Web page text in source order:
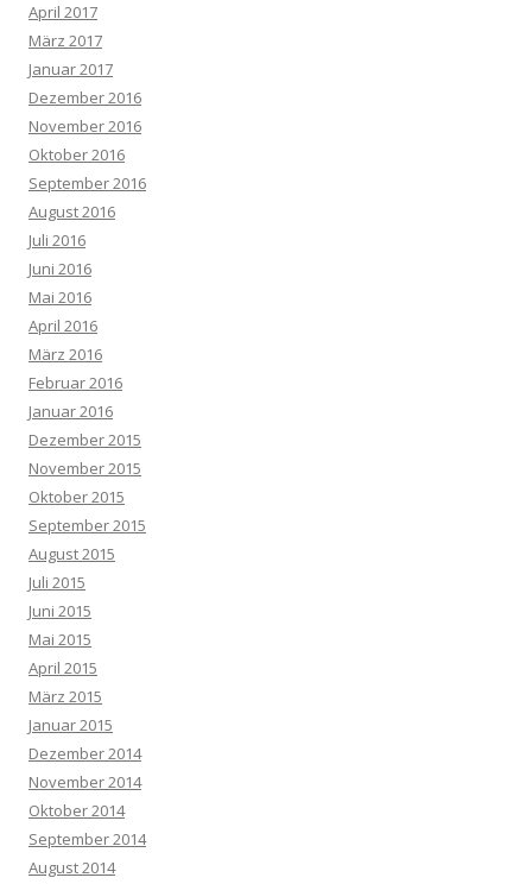
April 2017
März 2017
Januar 2017
Dezember 2016
November 2016
Oktober 2016
September 2016
August 2016
Juli 2016
Juni 2016
Mai 2016
April 2016
März 2016
Februar 2016
Januar 2016
Dezember 2015
November 2015
Oktober 2015
September 2015
August 2015
Juli 2015
Juni 2015
Mai 2015
April 2015
März 2015
Januar 2015
Dezember 2014
November 2014
Oktober 2014
September 2014
August 2014